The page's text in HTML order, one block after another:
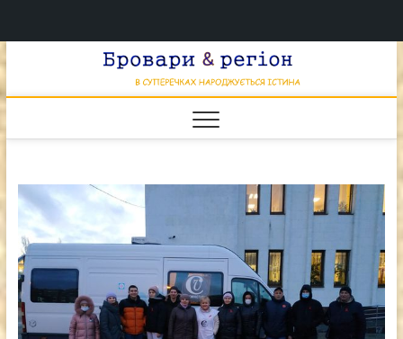
к
НАРОДЖУЄТЬСЯ